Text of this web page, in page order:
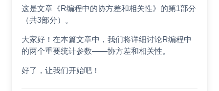
这是文章《R编程中的协方差和相关性》的第1部分
（共3部分）。
大家好！在本篇文章中，我们将详细讨论R编程中
的两个重要统计参数——协方差和相关性。
好了，让我们开始吧！